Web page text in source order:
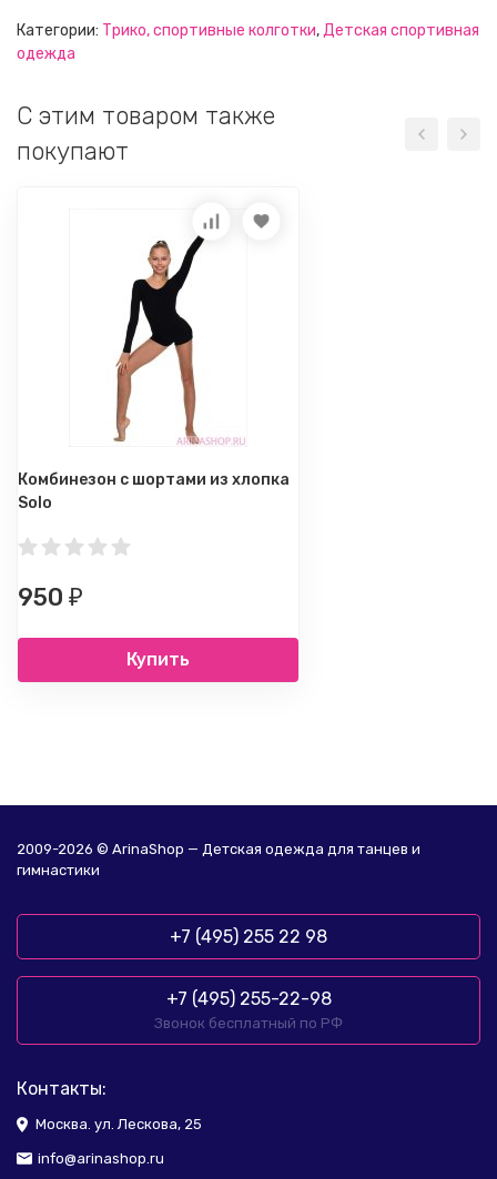
Категории: Трико, спортивные колготки,Детская спортивная
одежда
C этим товаром также
покупают
Комбинезон с шортами из хлопка
Solo
950 ₽
Купить
2009-2026 © ArinaShop — Детская одежда для танцев и
гимнастики
+7 (495) 255 22 98
+7 (495) 255-22-98
Звонок бесплатный по РФ
Контакты:
Москва. ул. Лескова, 25
info@arinashop.ru